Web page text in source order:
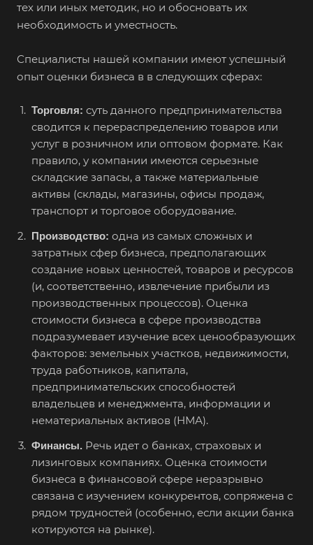
тех или иных методик, но и обосновать их
необходимость и уместность.
Специалисты нашей компании имеют успешный
опыт оценки бизнеса в в следующих сферах:
Торговля: суть данного предпринимательства
сводится к перераспределению товаров или
услуг в розничном или оптовом формате. Как
правило, у компании имеются серьезные
складские запасы, а также материальные
активы (склады, магазины, офисы продаж,
транспорт и торговое оборудование.
Производство: одна из самых сложных и
затратных сфер бизнеса, предполагающих
создание новых ценностей, товаров и ресурсов
(и, соответственно, извлечение прибыли из
производственных процессов). Оценка
стоимости бизнеса в сфере производства
подразумевает изучение всех ценообразующих
факторов: земельных участков, недвижимости,
труда работников, капитала,
предпринимательских способностей
владельцев и менеджмента, информации и
нематериальных активов (НМА).
Финансы. Речь идет о банках, страховых и
лизинговых компаниях. Оценка стоимости
бизнеса в финансовой сфере неразрывно
связана с изучением конкурентов, сопряжена с
рядом трудностей (особенно, если акции банка
котируются на рынке).
Абакан
Абинск
Аксай
Алушта
Альметьевск
Анапа
Апрелевка
Арамиль
Архангельск
Асбест
Астрахань
Ахтубинск
Ачинск
Баймак
Балабаново
Балаково